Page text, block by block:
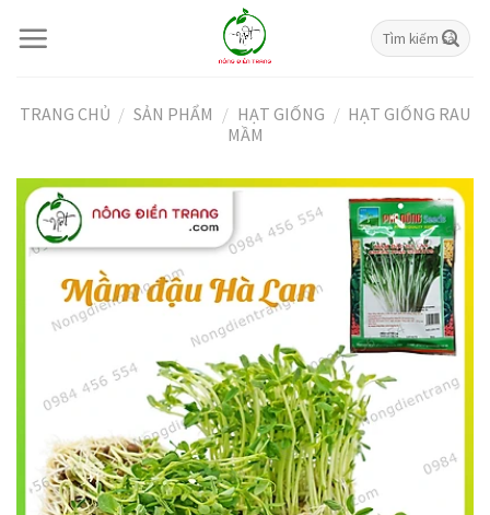
Tìm
kiếm:
TRANG CHỦ / SẢN PHẨM / HẠT GIỐNG / HẠT GIỐNG RAU
MẦM